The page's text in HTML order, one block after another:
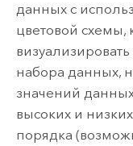
данных с
цветовой схемы,
набора данных,
значений
высоких и
порядка